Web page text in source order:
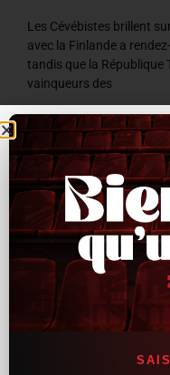
Les Cévébistes brillent
avec la Finlande a
tandis que la République
vainqueurs des
LIRE LA SUITE »
8 juillet 2026 9 h 59 min